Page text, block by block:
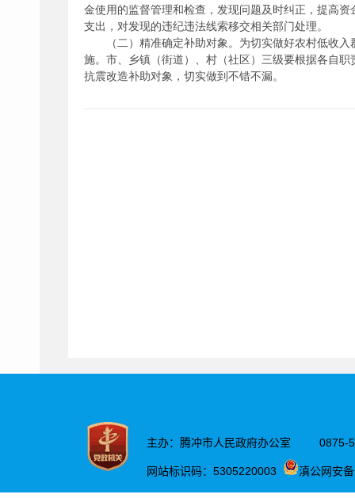
金使用的监督管理和检查，发现问题及时纠正，提高
支出，对发现的违纪违法线索移交相关部门处理。
（二）精准确定补助对象。为切实做好农村低收
施。市、乡镇（街道）、村（社区）三级要根据各自
抗震改造补助对象，切实做到不错不漏。